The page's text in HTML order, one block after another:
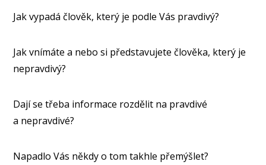
Jak vypadá člověk, který je podle Vás pravdivý?
Jak vnímáte a nebo si představujete člověka, který je
nepravdivý?
Dají se třeba informace rozdělit na pravdivé
a nepravdivé?
Napadlo Vás někdy o tom takhle přemýšlet?